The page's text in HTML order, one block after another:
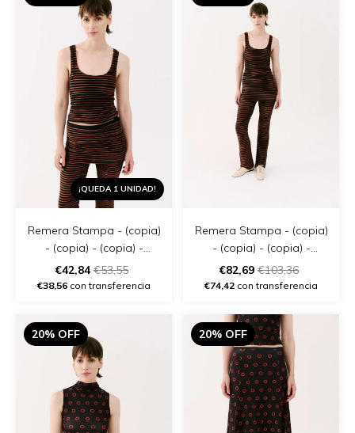
¡QUEDA 1 UNIDAD!
Remera Stampa - (copia)
- (copia) - (copia) -
(copia) - (copia) - (copia)
€42,84€53,55
€38,56 con transferencia
Remera Stampa - (copia)
- (copia) - (copia) -
(copia) - (copia) - (copia)
- (copia)
€82,69 €103,36
€74,42 con transferencia
20% OFF 20% OFF